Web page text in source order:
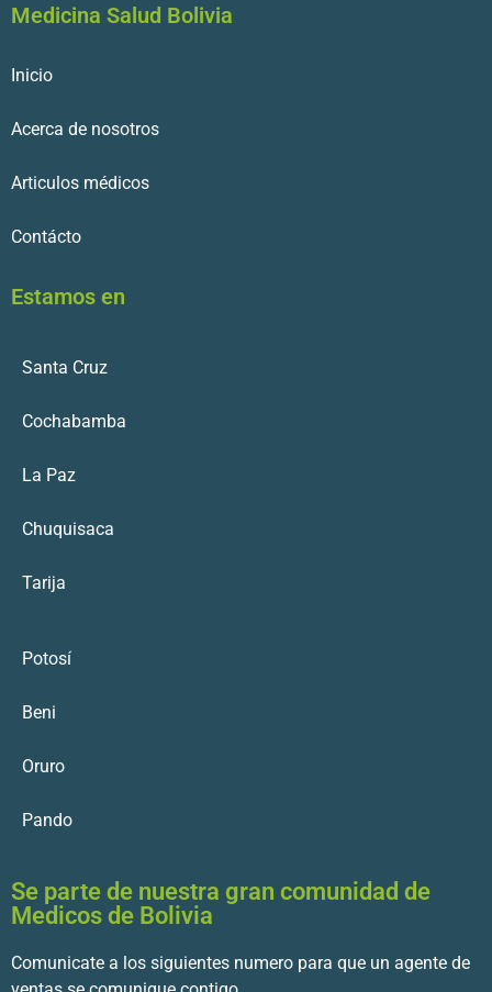
Medicina Salud Bolivia
Inicio
Acerca de nosotros
Articulos médicos
Contácto
Estamos en
Santa Cruz
Cochabamba
La Paz
Chuquisaca
Tarija
Potosí
Beni
Oruro
Pando
Se parte de nuestra gran comunidad de
Medicos de Bolivia
Comunicate a los siguientes numero para que un agente de